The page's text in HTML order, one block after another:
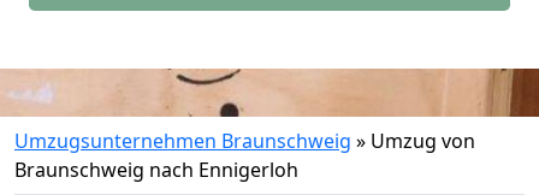
Umzugsunternehmen Braunschweig » Umzug von
Braunschweig nach Ennigerloh